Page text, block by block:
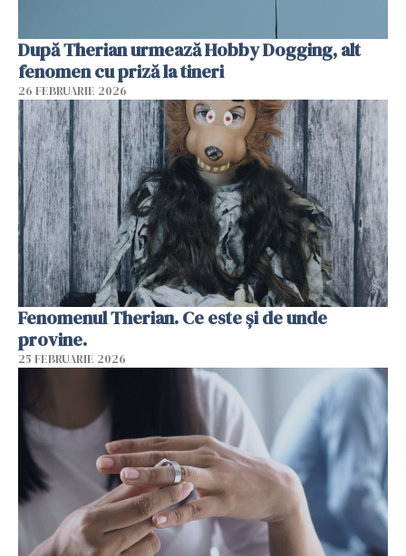
După Therian urmează Hobby Dogging, alt
fenomen cu priză la tineri
26 FEBRUARIE 2026
Fenomenul Therian. Ce este și de unde
provine.
25 FEBRUARIE 2026